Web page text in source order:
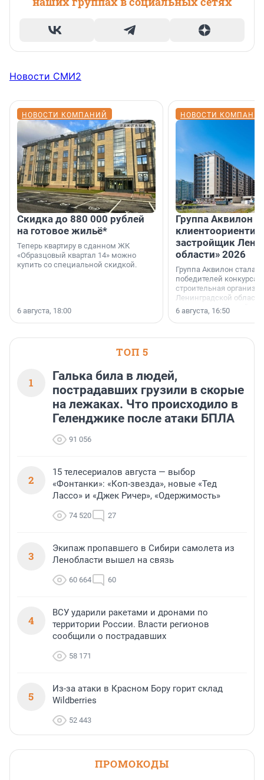
Новости СМИ2
НОВОСТИ КОМПАНИЙ
Скидка до 880 000 рублей
на готовое жильё*
Теперь квартиру в сданном ЖК
«Образцовый квартал 14» можно
купить со специальной скидкой.
6 августа, 18:00
НОВОСТИ
Группа Аквилон
застройщик
области» 2026
Группа Аквилон стала
победителей конкурса
строительная
Ленинградской области
номинации «Самый
застройщик
области».
6 августа, 16:50
ТОП 5
1
Галька била в людей,
пострадавших грузили в скорые
на лежаках. Что происходило в
Геленджике после атаки БПЛА
91 056
2
15 телесериалов августа — выбор
«Фонтанки»: «Коп-звезда», новые «Тед
Лассо» и «Джек Ричер», «Одержимость»
74 520 27
3
Экипаж пропавшего в Сибири самолета из
Ленобласти вышел на связь
60 664 60
4
ВСУ ударили ракетами и дронами по
территории России. Власти регионов
сообщили о пострадавших
58 171
5
Из-за атаки в Красном Бору горит склад
Wildberries
52 443
ПРОМОКОДЫ